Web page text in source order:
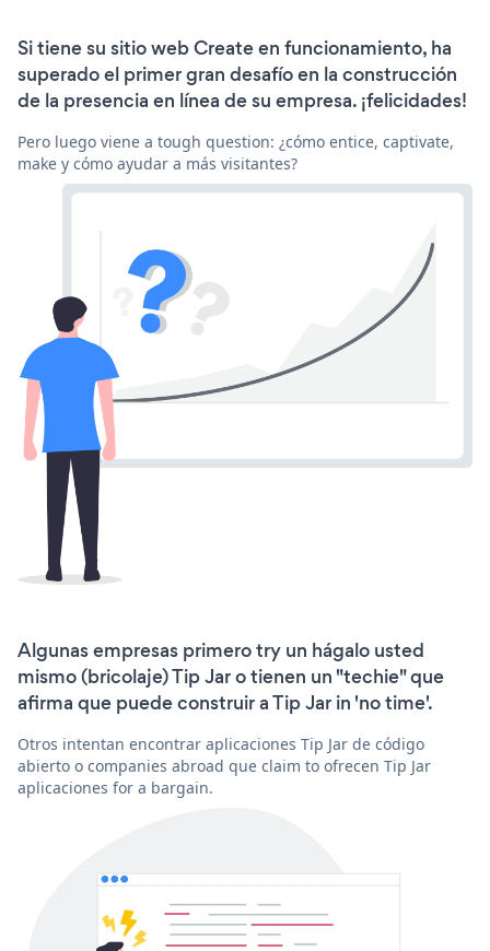
Si tiene su sitio web Create en funcionamiento, ha
superado el primer gran desafío en la construcción
de la presencia en línea de su empresa. ¡felicidades!
Pero luego viene a tough question: ¿cómo entice, captivate,
make y cómo ayudar a más visitantes?
Algunas empresas primero try un hágalo usted
mismo (bricolaje) Tip Jar o tienen un "techie" que
afirma que puede construir a Tip Jar in 'no time'.
Otros intentan encontrar aplicaciones Tip Jar de código
abierto o companies abroad que claim to ofrecen Tip Jar
aplicaciones for a bargain.